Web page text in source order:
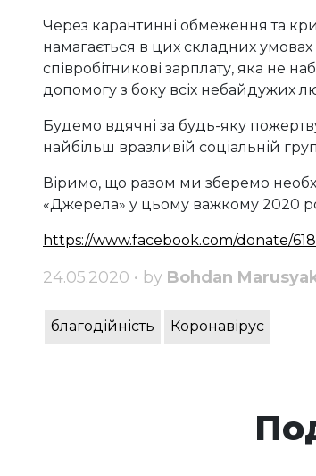
Через карантинні обмеження та
намагається в цих складних
співробітникові зарплату, яка не
допомогу з боку всіх небайдужих
Будемо вдячні за будь-яку
найбільш вразливій соціальній
Віримо, що разом ми зберемо
«Джерела» у цьому важкому 2020
https://www.facebook.com/donate/
24.05.2020 • by Bohdan
благодійність Коронавірус